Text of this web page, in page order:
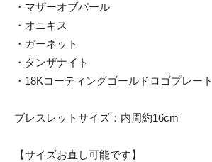
・マザーオブパール
・オニキス
・ガーネット
・タンザナイト
・18Kコーティングゴールドロゴプレート
ブレスレットサイズ：内周約16cm
【サイズお直し可能です】